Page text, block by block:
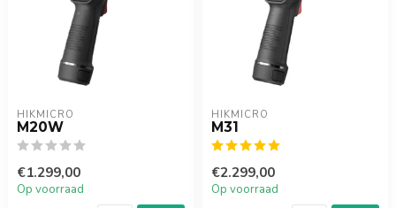
HIKMICRO
M20W
€1.299,00
Op voorraad
HIKMICRO
M31
€2.299,00
Op voorraad